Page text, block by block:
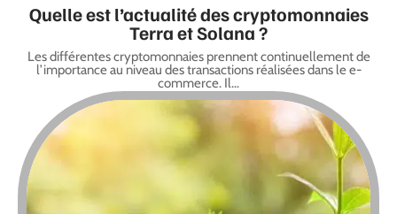
Quelle est l’actualité des cryptomonnaies
Terra et Solana ?
Les différentes cryptomonnaies prennent continuellement de
l’importance au niveau des transactions réalisées dans le e-
commerce. Il…